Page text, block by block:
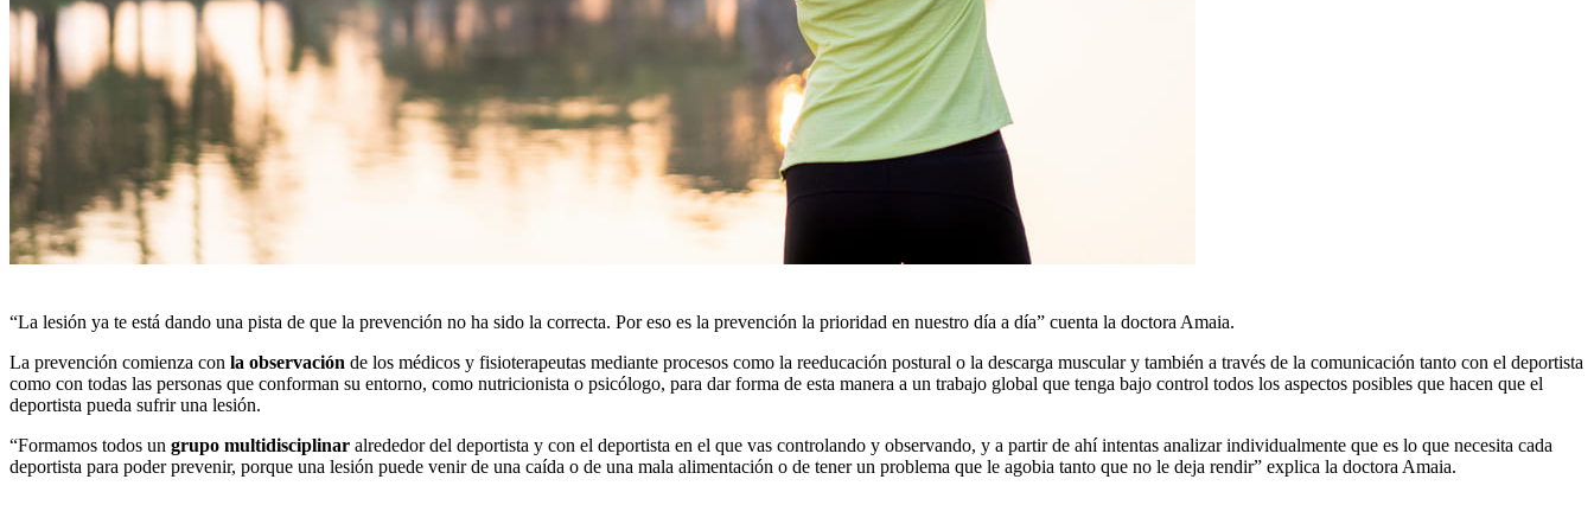
“La lesión ya te está dando una pista de que la prevención no ha sido la correcta. Por eso es la prevención la prioridad en nuestro día a día” cuenta la doctora Amaia.
La prevención comienza con la observación de los médicos y fisioterapeutas mediante procesos como la reeducación postural o la descarga muscular y también a través de la comunicación tanto con el deportista
como con todas las personas que conforman su entorno, como nutricionista o psicólogo, para dar forma de esta manera a un trabajo global que tenga bajo control todos los aspectos posibles que hacen que el
deportista pueda sufrir una lesión.
“Formamos todos un grupo multidisciplinar alrededor del deportista y con el deportista en el que vas controlando y observando, y a partir de ahí intentas analizar individualmente que es lo que necesita cada
deportista para poder prevenir, porque una lesión puede venir de una caída o de una mala alimentación o de tener un problema que le agobia tanto que no le deja rendir” explica la doctora Amaia.